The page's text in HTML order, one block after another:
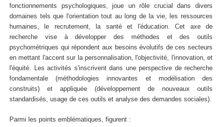
fonctionnements psychologiques, joue un rôle crucial dans divers
domaines tels que l'orientation tout au long de la vie, les ressources
humaines, le recrutement, la santé et l'éducation. Cet axe de
recherche vise à développer des méthodes et des outils
psychométriques qui répondent aux besoins évolutifs de ces secteurs
en mettant l'accent sur la personnalisation, l'objectivité, l'innovation, et
l'équité. Les activités s'inscrivent dans une perspective de recherche
fondamentale (méthodologies innovantes et modélisation des
construits) et appliquée (développement de nouveaux outils
standardisés, usage de ces outils et analyse des demandes sociales).
Parmi les points emblématiques, figurent :